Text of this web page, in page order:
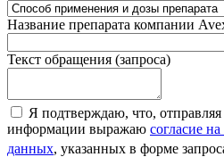
Название препарата компании
Текст обращения (запроса)
Я подтверждаю, что,
информации выражаю согласие
данных, указанных в форме